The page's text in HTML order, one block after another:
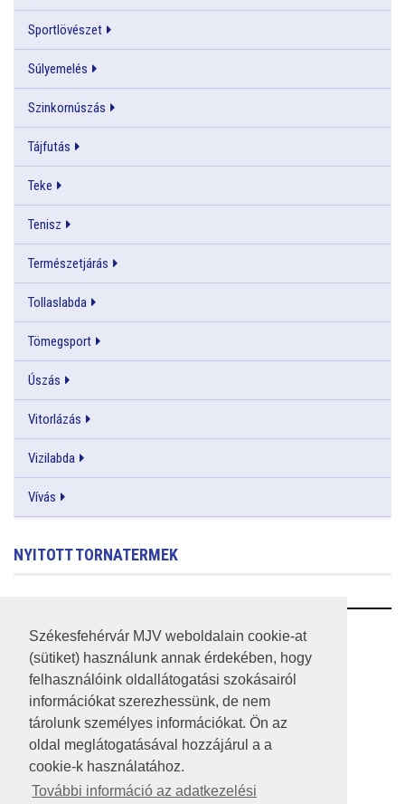
Székesfehérvár MJV weboldalain cookie-at
(sütiket) használunk annak érdekében, hogy
felhasználóink oldallátogatási szokásairól
információkat szerezhessünk, de nem
tárolunk személyes információkat. Ön az
oldal meglátogatásával hozzájárul a a
cookie-k használatához.
További információ az adatkezelési
Sportlövészet
Súlyemelés
Szinkornúszás
Tájfutás
Teke
Tenisz
Természetjárás
Tollaslabda
Tömegsport
Úszás
Vitorlázás
Vizilabda
Vívás
NYITOTT TORNATERMEK
RSS
A HONLAP 2017.03.31-I ÁLLAPOTA
JOGI NYILATKOZAT
IMPRESSZUM